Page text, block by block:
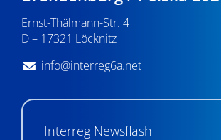
Ernst-Thälmann-Str. 4
D – 17321 Löcknitz
info@interreg6a.net
Interreg Newsflash